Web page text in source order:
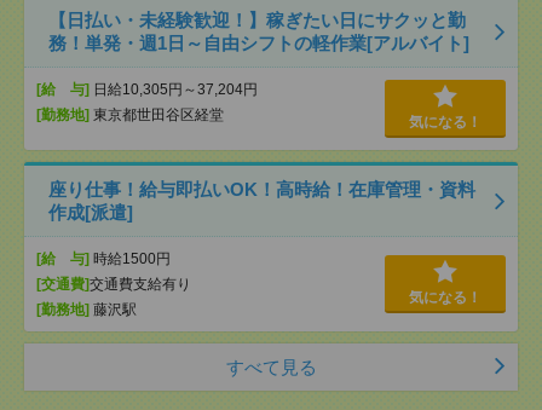
【日払い・未経験歓迎！】稼ぎたい日にサクッと勤
務！単発・週1日～自由シフトの軽作業[アルバイト]
[給 与] 日給10,305円～37,204円
[勤務地] 東京都世田谷区経堂 気になる！
座り仕事！給与即払いOK！高時給！在庫管理・資料
作成[派遣]
[給 与] 時給1500円
[交通費]交通費支給有り
[勤務地] 藤沢駅
気になる！
すべて見る